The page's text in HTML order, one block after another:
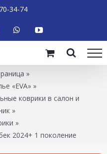
34-74
»
«EVA» »
коврики в салон и
»
»
2024+ 1 поколение